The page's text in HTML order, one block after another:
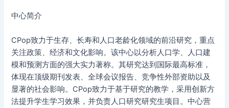
中心简介
CPop致力于生存、长寿和人口老龄化领域的前沿研究，重点
关注政策、经济和文化影响。该中心以分析人口学、人口建
模和预测方面的强大实力著称。其研究达到国际最高标准，
体现在顶级期刊发表、全球会议报告、竞争性外部资助以及
显著的社会影响。CPop致力于基于研究的教学，采用创新方
法提升学生学习效果，并负责人口研究研究生项目。中心营